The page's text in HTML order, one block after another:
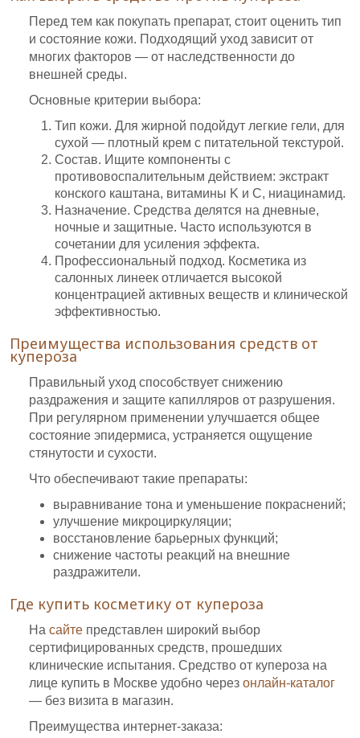
Перед тем как покупать препарат, стоит оценить тип
и состояние кожи. Подходящий уход зависит от
многих факторов — от наследственности до
внешней среды.
Основные критерии выбора:
Тип кожи. Для жирной подойдут легкие гели, для
сухой — плотный крем с питательной текстурой.
Состав. Ищите компоненты с
противовоспалительным действием: экстракт
конского каштана, витамины K и C, ниацинамид.
Назначение. Средства делятся на дневные,
ночные и защитные. Часто используются в
сочетании для усиления эффекта.
Профессиональный подход. Косметика из
салонных линеек отличается высокой
концентрацией активных веществ и клинической
эффективностью.
Преимущества использования средств от
купероза
Правильный уход способствует снижению
раздражения и защите капилляров от разрушения.
При регулярном применении улучшается общее
состояние эпидермиса, устраняется ощущение
стянутости и сухости.
Что обеспечивают такие препараты:
выравнивание тона и уменьшение покраснений;
улучшение микроциркуляции;
восстановление барьерных функций;
снижение частоты реакций на внешние
раздражители.
Где купить косметику от купероза
На сайте представлен широкий выбор
сертифицированных средств, прошедших
клинические испытания. Средство от купероза на
лице купить в Москве удобно через онлайн-каталог
— без визита в магазин.
Преимущества интернет-заказа: